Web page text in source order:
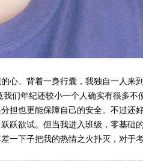
心、背着一身行囊，我独自一人来
们年纪还较小一个人确实有很多
担也更能保障自己的安全。不过还
跃欲试。但当我进入班级，零基础
一下子把我的热情之火扑灭，对于